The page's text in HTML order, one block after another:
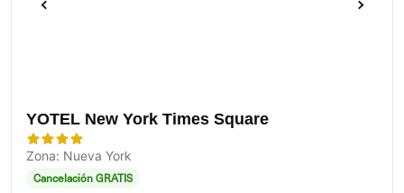
YOTEL New York Times Square
Zona: Nueva York
Cancelación GRATIS